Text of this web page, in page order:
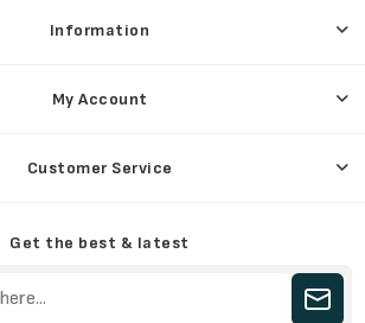
Information
My Account
Customer Service
Get the best & latest